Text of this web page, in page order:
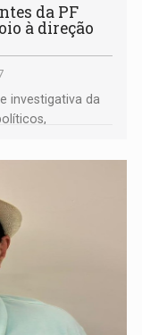
da PF
à direção
investigativa da